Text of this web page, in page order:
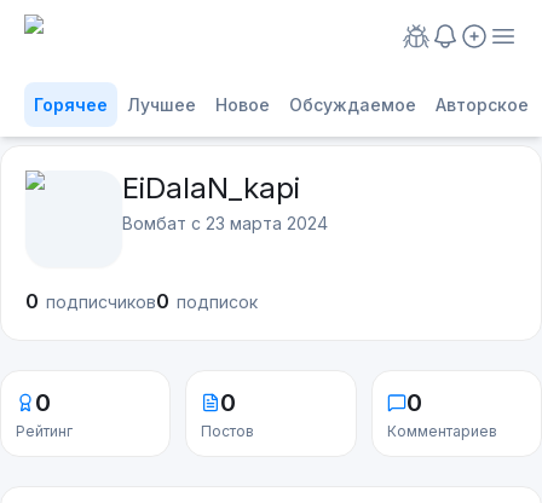
Горячее Лучшее Новое Обсуждаемое Авторское
EiDalaN_kapi
Вомбат с 23 марта 2024
0 подписчиков0 подписок
0
Рейтинг
0
Постов
0
Комментариев